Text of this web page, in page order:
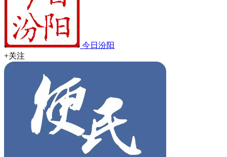
今日汾阳
+关注